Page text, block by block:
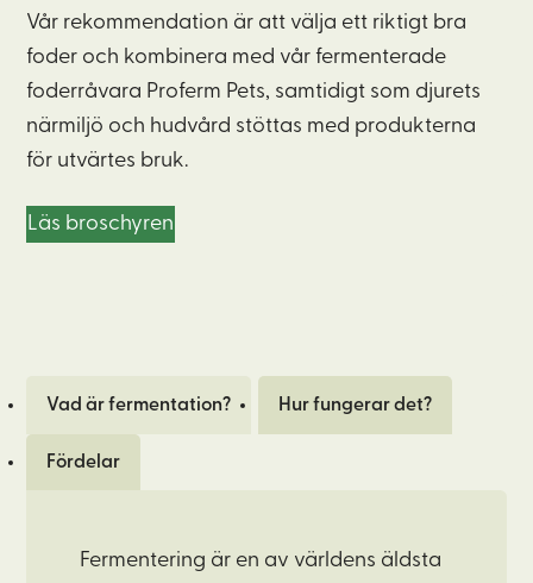
Vår rekommendation är att välja ett riktigt bra
foder och kombinera med vår fermenterade
foderråvara Proferm Pets, samtidigt som djurets
närmiljö och hudvård stöttas med produkterna
för utvärtes bruk.
Läs broschyren
Vad är fermentation? Hur fungerar det?
Fördelar
Fermentering är en av världens äldsta